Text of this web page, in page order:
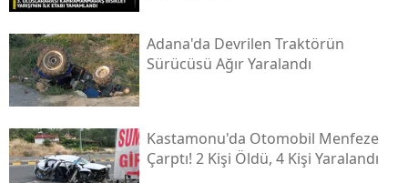
Adana'da Devrilen Traktörün
Sürücüsü Ağır Yaralandı
Kastamonu'da Otomobil Menfeze
Çarptı! 2 Kişi Öldü, 4 Kişi Yaralandı